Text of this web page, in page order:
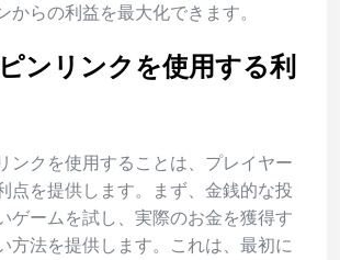
からの利益を最大化できます。
ンリンクを使用する利
ンクを使用することは、プレイヤー
点を提供します。まず、金銭的な投
ゲームを試し、実際のお金を獲得す
方法を提供します。これは、最初に